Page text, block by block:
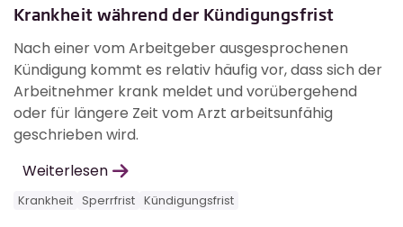
Krankheit während der Kündigungsfrist
Nach einer vom Arbeitgeber ausgesprochenen
Kündigung kommt es relativ häufig vor, dass sich der
Arbeitnehmer krank meldet und vorübergehend
oder für längere Zeit vom Arzt arbeitsunfähig
geschrieben wird.
Weiterlesen
Krankheit Sperrfrist Kündigungsfrist